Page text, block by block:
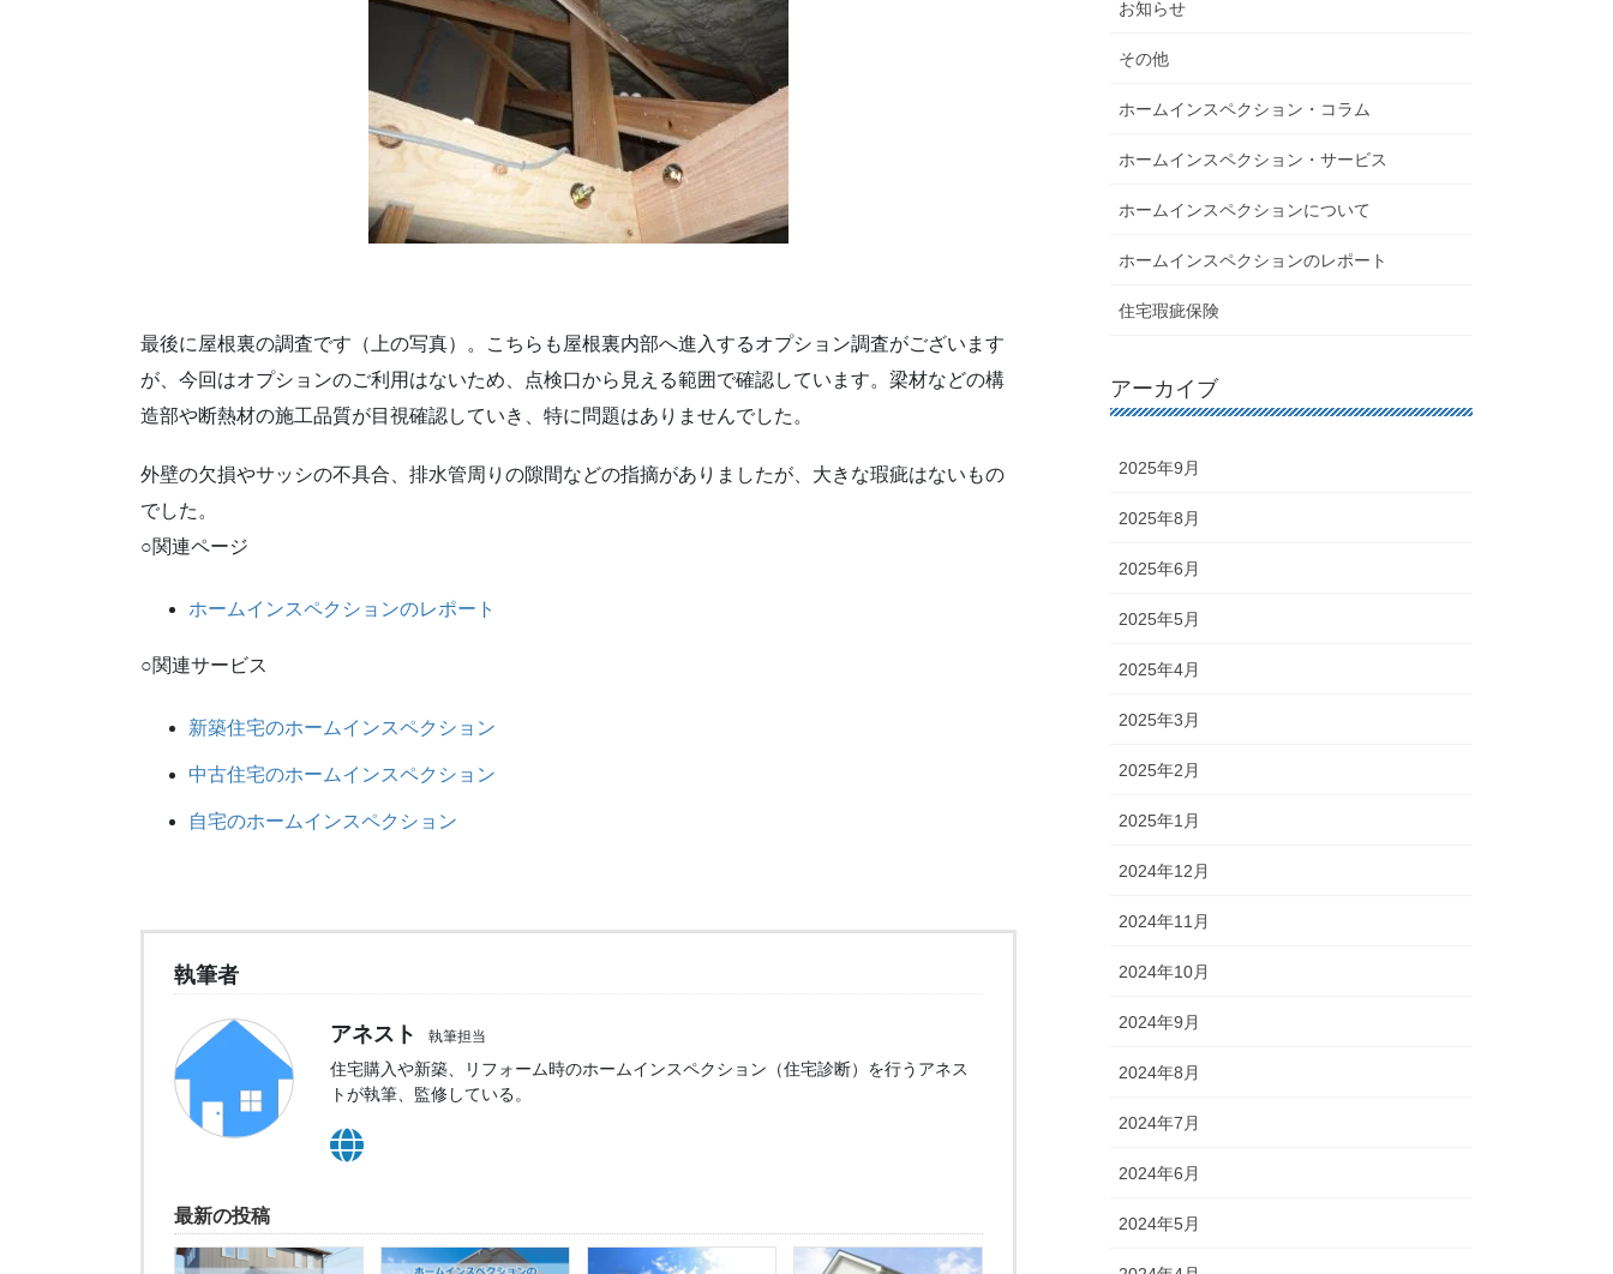
最後に屋根裏の調査です（上の写真）。こちらも屋根裏内部へ進入するオプション調査がございます
が、今回はオプションのご利用はないため、点検口から見える範囲で確認しています。梁材などの構
造部や断熱材の施工品質が目視確認していき、特に問題はありませんでした。
外壁の欠損やサッシの不具合、排水管周りの隙間などの指摘がありましたが、大きな瑕疵はないもの
でした。
○関連ページ
ホームインスペクションのレポート
○関連サービス
新築住宅のホームインスペクション
中古住宅のホームインスペクション
自宅のホームインスペクション
執筆者
アネスト 執筆担当
住宅購入や新築、リフォーム時のホームインスペクション（住宅診断）を行うアネス
トが執筆、監修している。
最新の投稿
お知らせ
その他
ホームインスペクション・コラム
ホームインスペクション・サービス
ホームインスペクションについて
ホームインスペクションのレポート
住宅瑕疵保険
アーカイブ
2025年9月
2025年8月
2025年6月
2025年5月
2025年4月
2025年3月
2025年2月
2025年1月
2024年12月
2024年11月
2024年10月
2024年9月
2024年8月
2024年7月
2024年6月
2024年5月